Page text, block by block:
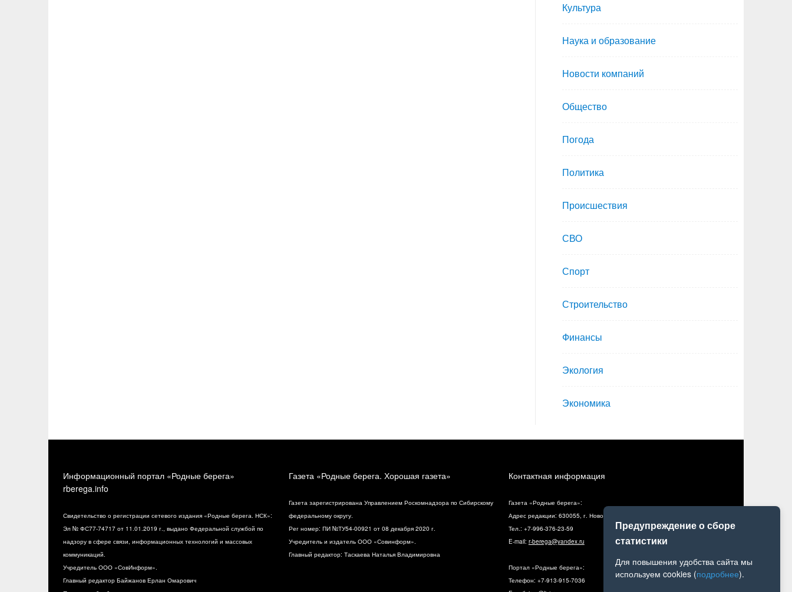
Культура
Наука и образование
Новости компаний
Общество
Погода
Политика
Происшествия
СВО
Спорт
Строительство
Финансы
Экология
Экономика
Информационный портал «Родные берега»
rberega.info
Свидетельство о регистрации сетевого издания «Родные берега. НСК»:
Эл № ФС77-74717 от 11.01.2019 г., выдано Федеральной службой по
надзору в сфере связи, информационных технологий и массовых
коммуникаций.
Учредитель ООО «СовИнформ».
Главный редактор Байжанов Ерлан Омарович
Газета «Родные берега. Хорошая газета»
Газета зарегистрирована Управлением Роскомнадзора по Сибирскому
федеральному округу.
Рег номер: ПИ №ТУ54-00921 от 08 декабря 2020 г.
Учредитель и издатель ООО «Совинформ».
Главный редактор: Таскаева Наталья Владимировна
Контактная информация
Газета «Родные берега»:
Адрес редакции: 630055, г. Новосибирск, ул. Разъездная, 10, оф. 5
Тел.: +7-996-376-23-59
E-mail: r-berega@yandex.ru
Портал «Родные берега»:
Телефон: +7-913-915-7036
Предупреждение о сборе
статистики
Для повышения удобства сайта мы
используем cookies (подробнее).